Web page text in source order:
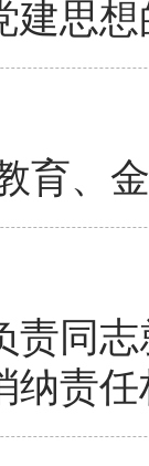
建思
育、
责同
纳责